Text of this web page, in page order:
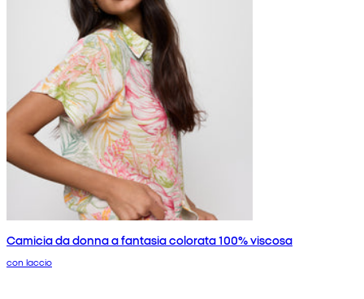
Camicia da donna a fantasia colorata 100% viscosa
con laccio